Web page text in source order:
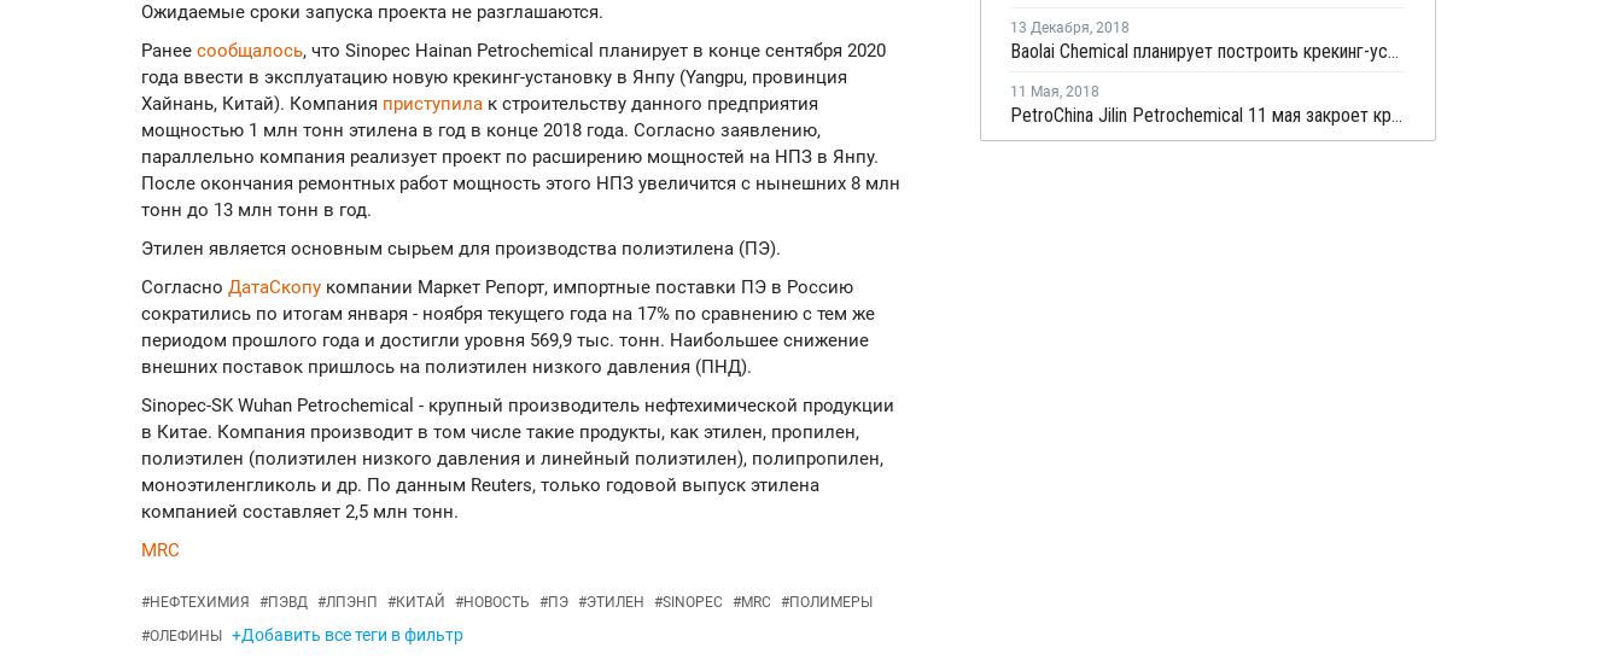
Ожидаемые сроки запуска проекта не разглашаются.
Ранее сообщалось, что Sinopec Hainan Petrochemical планирует в конце сентября 2020
года ввести в эксплуатацию новую крекинг-установку в Янпу (Yangpu, провинция
Хайнань, Китай). Компания приступила к строительству данного предприятия
мощностью 1 млн тонн этилена в год в конце 2018 года. Согласно заявлению,
параллельно компания реализует проект по расширению мощностей на НПЗ в Янпу.
После окончания ремонтных работ мощность этого НПЗ увеличится с нынешних 8 млн
тонн до 13 млн тонн в год.
Этилен является основным сырьем для производства полиэтилена (ПЭ).
Согласно ДатаСкопу компании Маркет Репорт, импортные поставки ПЭ в Россию
сократились по итогам января - ноября текущего года на 17% по сравнению с тем же
периодом прошлого года и достигли уровня 569,9 тыс. тонн. Наибольшее снижение
внешних поставок пришлось на полиэтилен низкого давления (ПНД).
Sinopec-SK Wuhan Petrochemical - крупный производитель нефтехимической продукции
в Китае. Компания производит в том числе такие продукты, как этилен, пропилен,
полиэтилен (полиэтилен низкого давления и линейный полиэтилен), полипропилен,
моноэтиленгликоль и др. По данным Reuters, только годовой выпуск этилена
компанией составляет 2,5 млн тонн.
MRC
#НЕФТЕХИМИЯ #ПЭВД #ЛПЭНП #КИТАЙ #НОВОСТЬ #ПЭ #ЭТИЛЕН #SINOPEC #MRC #ПОЛИМЕРЫ
#ОЛЕФИНЫ +Добавить все теги в фильтр
13 Декабря, 2018
Вaolai Chemical планирует построить крекинг-установку в Китае
11 Мая, 2018
PetroСhina Jilin Petrochemical 11 мая закроет крекинг-установку на ремонт